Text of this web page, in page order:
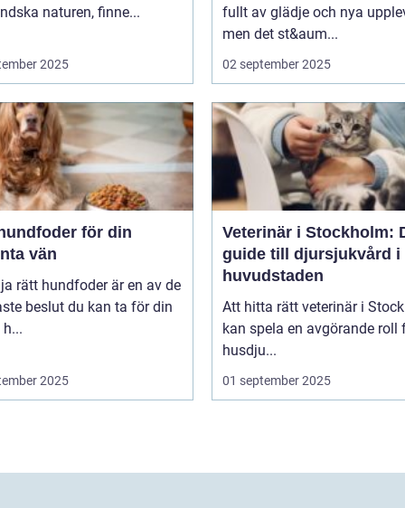
naturen, finne...
2025
fullt av glädje och nya
men det st&aum...
02 september 2025
för din
vän
rätt hundfoder är en av de
beslut du kan ta för din
2025
Veterinär i Stockholm:
guide till djursjukvård i
huvudstaden
Att hitta rätt veterinär i
kan spela en avgörande roll
husdju...
01 september 2025